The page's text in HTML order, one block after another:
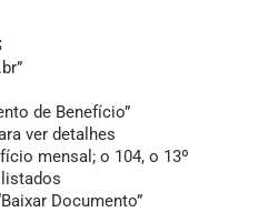
de Benefício”
ver detalhes
mensal; o 104, o 13º
Documento”